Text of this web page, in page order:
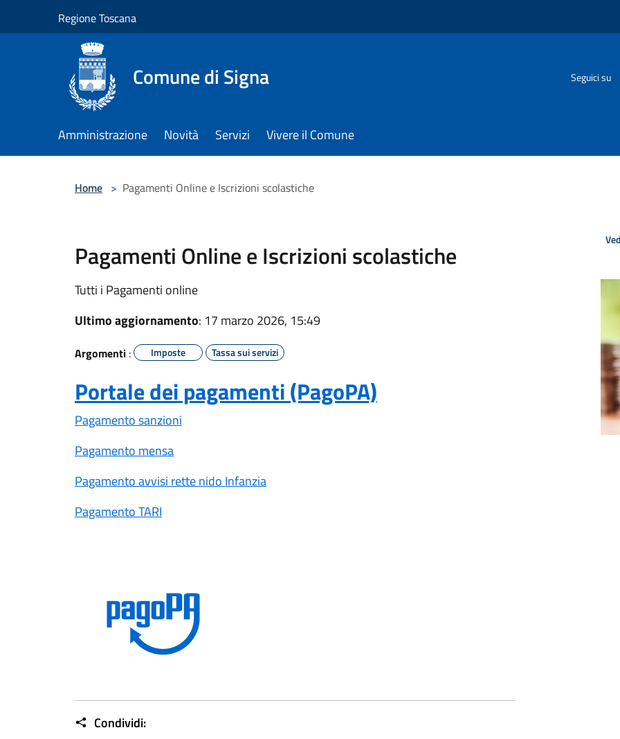
Regione Toscana
Comune di Signa Seguici su
Amministrazione Novità Servizi Vivere il Comune
Home > Pagamenti Online e Iscrizioni scolastiche
Pagamenti Online e Iscrizioni scolastiche
Tutti i Pagamenti online
Ultimo aggiornamento: 17 marzo 2026, 15:49
Argomenti : Imposte Tassa sui servizi
Portale dei pagamenti (PagoPA)
Pagamento sanzioni
Pagamento mensa
Pagamento avvisi rette nido Infanzia
Pagamento TARI
Condividi: